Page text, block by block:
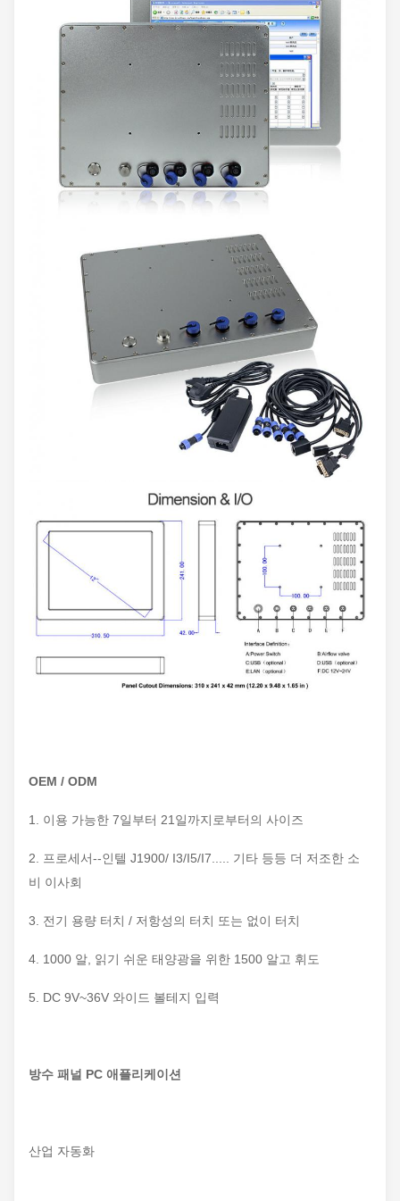
OEM / ODM
1. 이용 가능한 7일부터 21일까지로부터의 사이즈
2. 프로세서--인텔 J1900/ I3/I5/I7..... 기타 등등 더 저조한 소
비 이사회
3. 전기 용량 터치 / 저항성의 터치 또는 없이 터치
4. 1000 알, 읽기 쉬운 태양광을 위한 1500 알고 휘도
5. DC 9V~36V 와이드 볼테지 입력
방수 패널 PC 애플리케이션
산업 자동화